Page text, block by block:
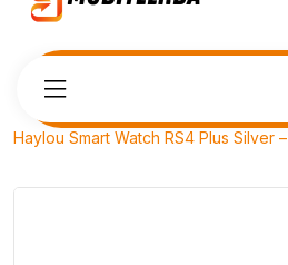
Haylou Smart Watch RS4 Plus Silver